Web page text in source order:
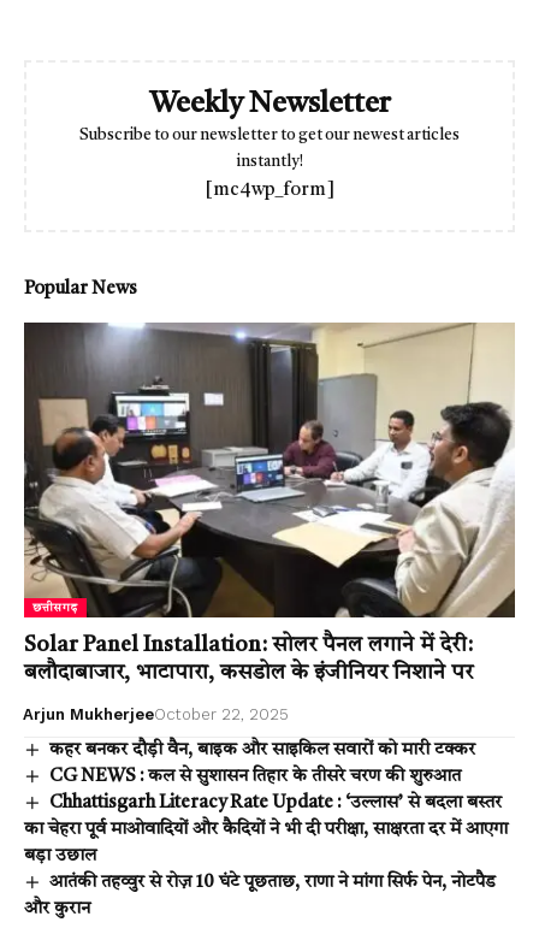
Weekly Newsletter
Subscribe to our newsletter to get our newest articles
instantly!
[mc4wp_form]
Popular News
छत्तीसगढ़
Solar Panel Installation: सोलर पैनल लगाने में देरी:
बलौदाबाजार, भाटापारा, कसडोल के इंजीनियर निशाने पर
Arjun MukherjeeOctober 22, 2025
कहर बनकर दौड़ी वैन, बाइक और साइकिल सवारों को मारी टक्कर
CG NEWS : कल से सुशासन तिहार के तीसरे चरण की शुरुआत
Chhattisgarh Literacy Rate Update : ‘उल्लास’ से बदला बस्तर
का चेहरा पूर्व माओवादियों और कैदियों ने भी दी परीक्षा, साक्षरता दर में आएगा
बड़ा उछाल
आतंकी तहव्वुर से रोज़ 10 घंटे पूछताछ, राणा ने मांगा सिर्फ पेन, नोटपैड
और कुरान